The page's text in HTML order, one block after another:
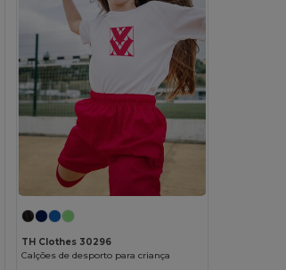
TH Clothes 30296
Calções de desporto para criança